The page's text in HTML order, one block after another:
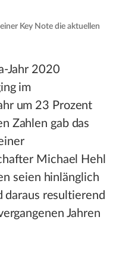
Key Note die aktuellen
Jahr 2020
im
um 23 Prozent
Zahlen gab das
Michael Hehl
seien hinlänglich
daraus resultierend
Jahren